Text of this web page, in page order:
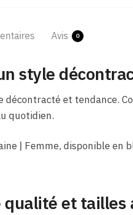
Avis 0
style
décontracté et tendance.
quotidien.
| Femme, disponible en
qualité et